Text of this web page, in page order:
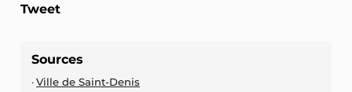
Tweet
Sources
Ville de Saint-Denis